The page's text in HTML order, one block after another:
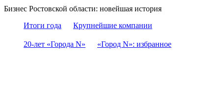
Бизнес Ростовской области: новейшая история
Итоги года
Крупнейшие компании
20-лет «Города N» «Город N»: избранное